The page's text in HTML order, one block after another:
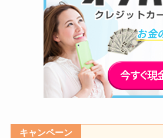
キャンペーン